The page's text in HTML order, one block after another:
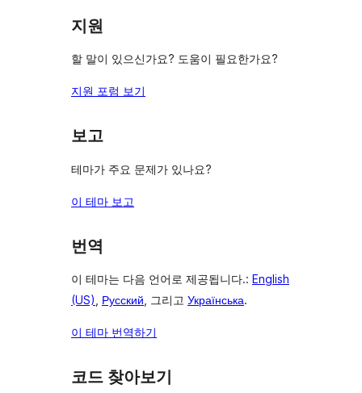
지원
할 말이 있으신가요? 도움이 필요한가요?
지원 포럼 보기
보고
테마가 주요 문제가 있나요?
이 테마 보고
번역
이 테마는 다음 언어로 제공됩니다.: English
(US), Русский, 그리고 Українська.
이 테마 번역하기
코드 찾아보기